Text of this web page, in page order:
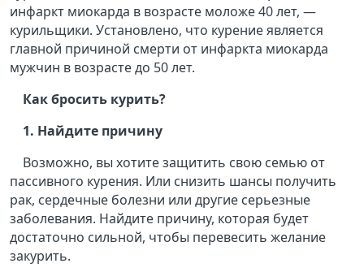
инфаркт миокарда в возрасте моложе 40 лет, —
курильщики. Установлено, что курение является
главной причиной смерти от инфаркта миокарда
мужчин в возрасте до 50 лет.
Как бросить курить?
1. Найдите причину
Возможно, вы хотите защитить свою семью от
пассивного курения. Или снизить шансы получить
рак, сердечные болезни или другие серьезные
заболевания. Найдите причину, которая будет
достаточно сильной, чтобы перевесить желание
закурить.